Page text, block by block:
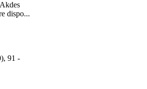
dispo...
91 -